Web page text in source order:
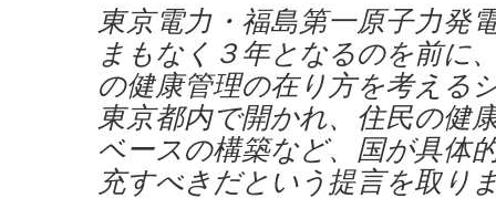
東京電力・福島第一原子力発
まもなく３年となるのを前に
の健康管理の在り方を考える
東京都内で開かれ、住民の健
ベースの構築など、国が具体
充すべきだという提言を取り